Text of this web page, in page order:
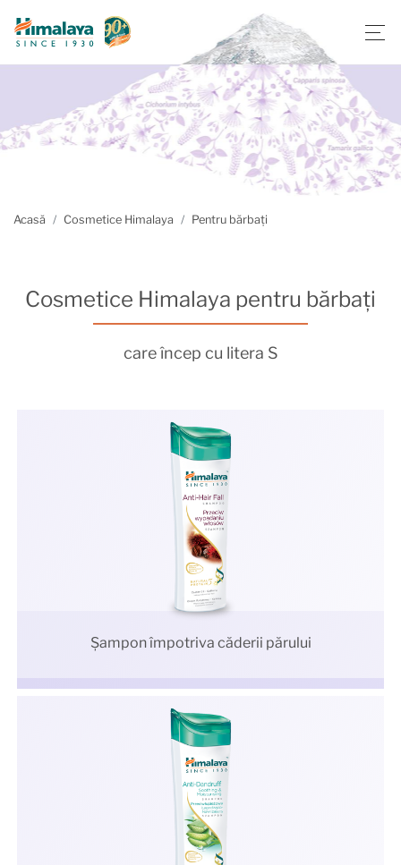
Acasă Cosmetice Himalaya Pentru bărbați
Cosmetice Himalaya pentru bărbați
care încep cu litera S
Şampon împotriva căderii părului